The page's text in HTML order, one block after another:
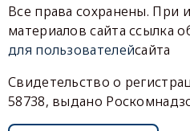
Все права сохранены. При
материалов сайта ссылка
для пользователейсайта
Свидетельство о
58738, выдано